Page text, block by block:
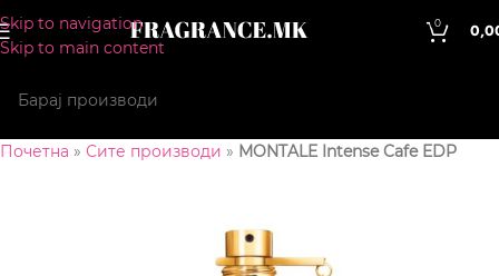
Skip to navigation
Skip to main content
0
Почетна » Сите производи » MONTALE Intense Cafe EDP